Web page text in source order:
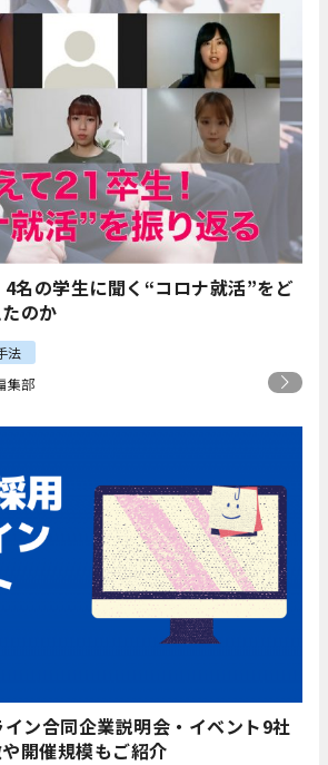
4名の学生に聞く“コロナ就活”をど
のか
法
集部
ン合同企業説明会・イベント9社
開催規模もご紹介